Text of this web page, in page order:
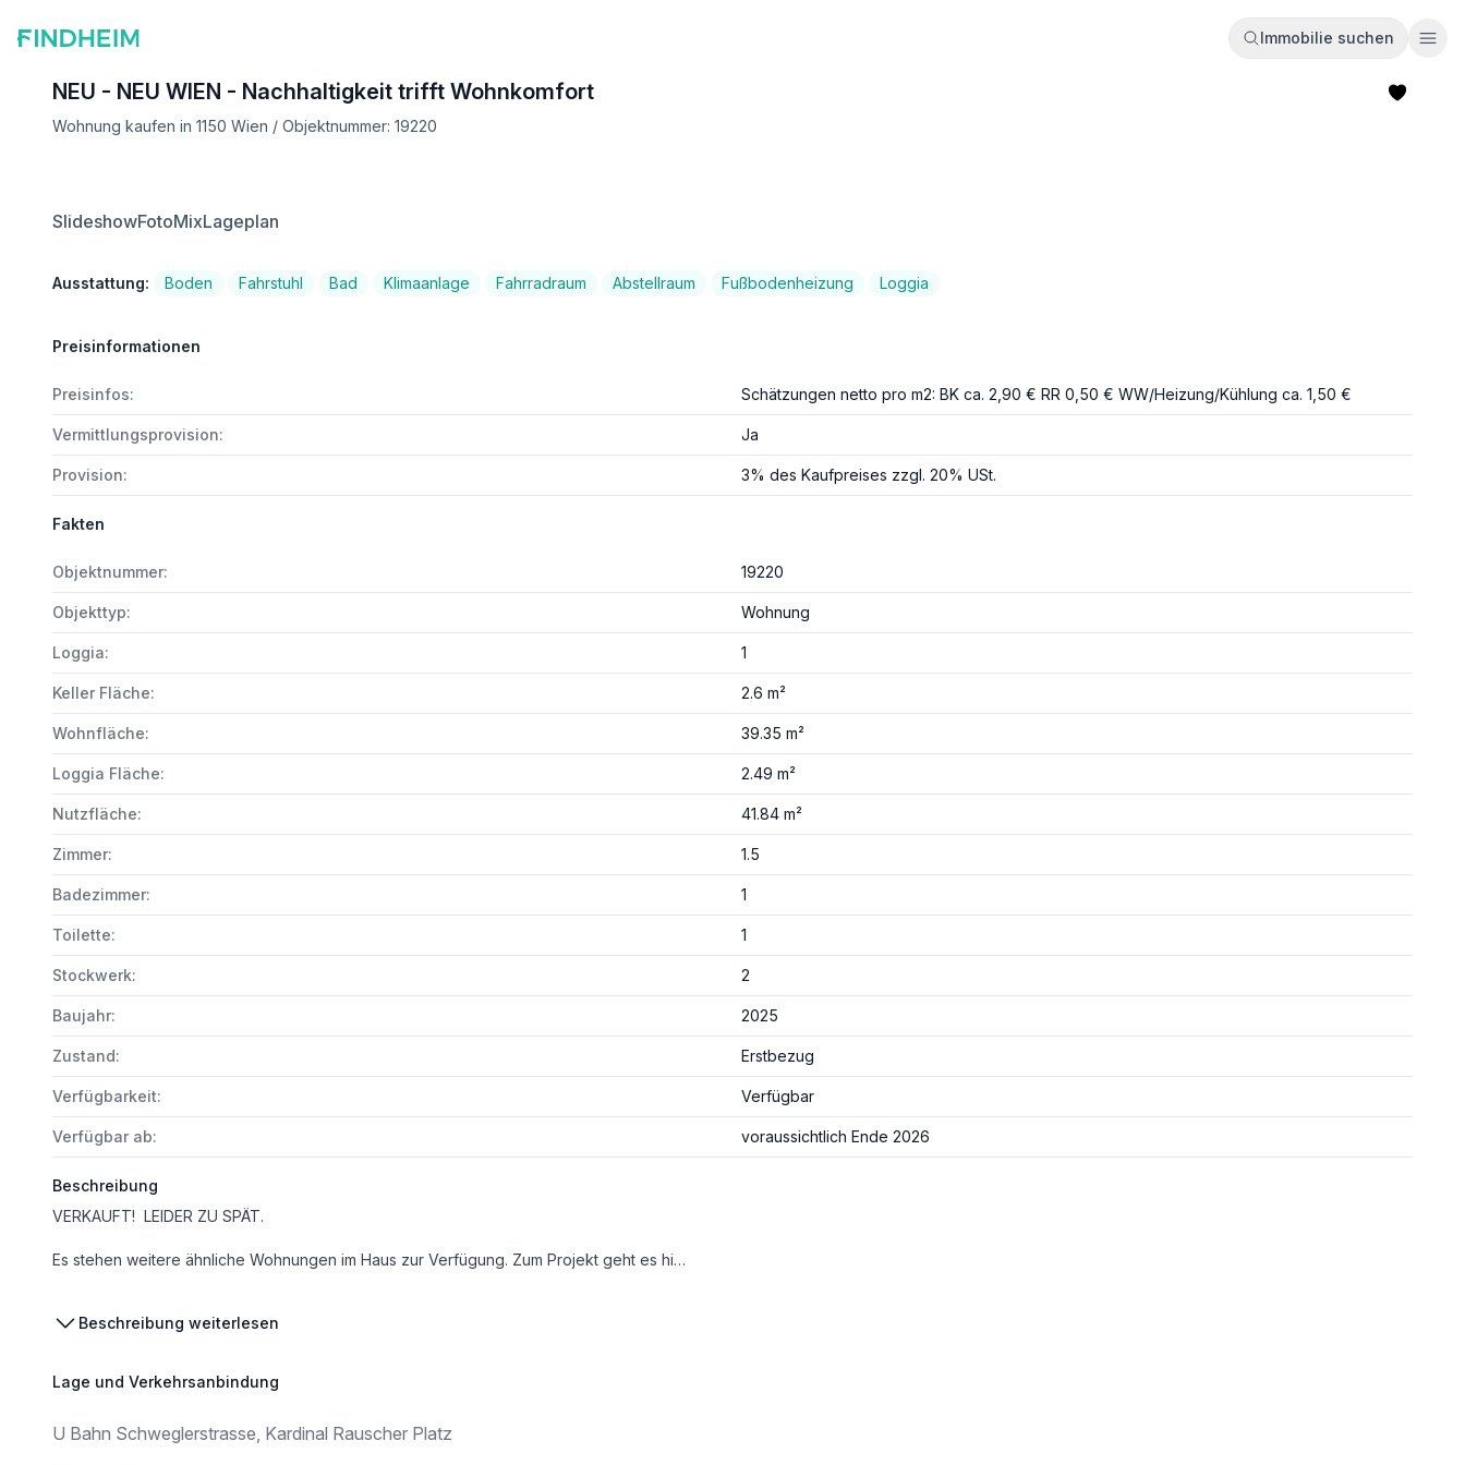
Immobilie suchen
NEU - NEU WIEN - Nachhaltigkeit trifft Wohnkomfort
Wohnung kaufen in 1150 Wien / Objektnummer: 19220
SlideshowFotoMixLageplan
Ausstattung: Boden Fahrstuhl Bad Klimaanlage Fahrradraum Abstellraum Fußbodenheizung Loggia
Preisinformationen
Preisinfos: Schätzungen netto pro m2: BK ca. 2,90 € RR 0,50 € WW/Heizung/Kühlung ca. 1,50 €
Vermittlungsprovision: Ja
Provision: 3% des Kaufpreises zzgl. 20% USt.
Fakten
Objektnummer: 19220
Objekttyp: Wohnung
Loggia: 1
Keller Fläche: 2.6 m²
Wohnfläche: 39.35 m²
Loggia Fläche: 2.49 m²
Nutzfläche: 41.84 m²
Zimmer: 1.5
Badezimmer: 1
Toilette: 1
Stockwerk: 2
Baujahr: 2025
Zustand: Erstbezug
Verfügbarkeit: Verfügbar
Verfügbar ab: voraussichtlich Ende 2026
Beschreibung
VERKAUFT! LEIDER ZU SPÄT.
Es stehen weitere ähnliche Wohnungen im Haus zur Verfügung. Zum Projekt geht es hier [https://www.immoagency.at/realty/16080289]. [https://www.immoagency.at/realty/16080289]
Beschreibung weiterlesen
Lage und Verkehrsanbindung
U Bahn Schweglerstrasse, Kardinal Rauscher Platz